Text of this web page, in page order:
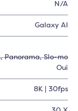
N/A
Galaxy AI
, Panorama, Slo-mo
Oui
8K | 30fps